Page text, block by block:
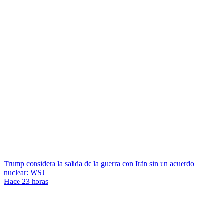
Trump considera la salida de la guerra con Irán sin un acuerdo
nuclear: WSJ
Hace 23 horas